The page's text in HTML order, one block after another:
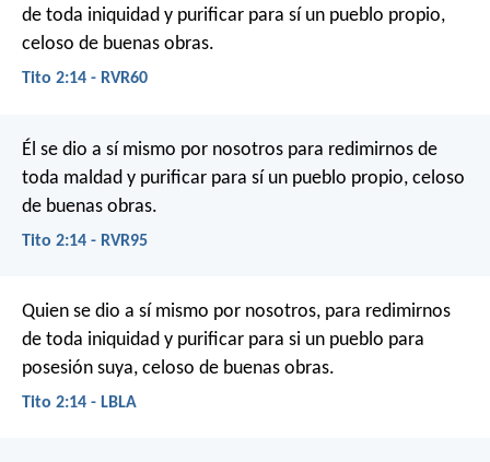
de toda iniquidad y purificar para sí un pueblo propio,
celoso de buenas obras.
Tito 2:14 - RVR60
Él se dio a sí mismo por nosotros para redimirnos de
toda maldad y purificar para sí un pueblo propio, celoso
de buenas obras.
Tito 2:14 - RVR95
Quien se dio a sí mismo por nosotros, para redimirnos
de toda iniquidad y purificar para si un pueblo para
posesión suya, celoso de buenas obras.
Tito 2:14 - LBLA